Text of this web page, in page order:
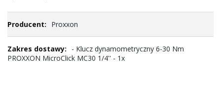
Proxxon
- Klucz dynamometryczny 6-30 Nm
PROXXON MicroClick MC30 1/4'' - 1x